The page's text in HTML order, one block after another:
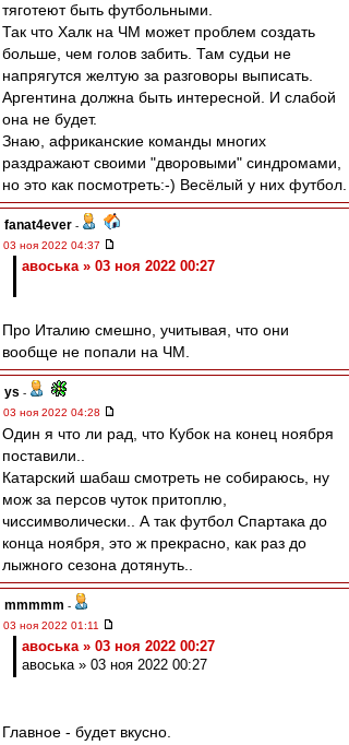
тяготеют быть футбольными.
Так что Халк на ЧМ может проблем создать
больше, чем голов забить. Там судьи не
напрягутся желтую за разговоры выписать.
Аргентина должна быть интересной. И слабой
она не будет.
Знаю, африканские команды многих
раздражают своими "дворовыми" синдромами,
но это как посмотреть:-) Весёлый у них футбол.
fanat4ever -
03 ноя 2022 04:37
авоська » 03 ноя 2022 00:27
Про Италию смешно, учитывая, что они
вообще не попали на ЧМ.
ys -
03 ноя 2022 04:28
Один я что ли рад, что Кубок на конец ноября
поставили..
Катарский шабаш смотреть не собираюсь, ну
мож за персов чуток притоплю,
чиссимволически.. А так футбол Спартака до
конца ноября, это ж прекрасно, как раз до
лыжного сезона дотянуть..
mmmmm -
03 ноя 2022 01:11
авоська » 03 ноя 2022 00:27
авоська » 03 ноя 2022 00:27
Главное - будет вкусно.